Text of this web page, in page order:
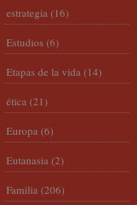
estrategia (16)
Estudios (6)
Etapas de la vida (14)
ética (21)
Europa (6)
Eutanasia (2)
Familia (206)